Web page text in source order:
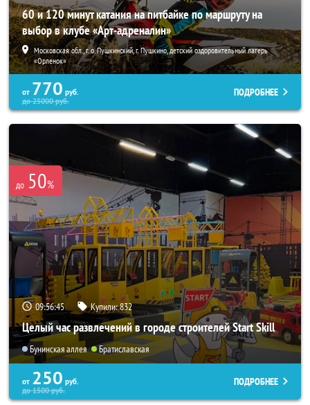
60 и 120 минут катания на питбайке по маршруту на
выбор в клубе «Арт-адреналин»
Московская обл., г. о. Пушкинский, г. Пушкино, детский оздоровительный лагерь
«Орленок»
от 770 руб.
до25000руб.
ПОДРОБНЕЕ
до 50%
09:56:43 Купили:832
Целый час развлечений в городе строителей Start Skill
Бунинская аллея Братиславская
от 250 руб.
до1500руб.
ПОДРОБНЕЕ